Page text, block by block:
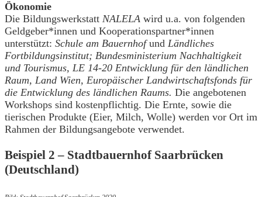
Ökonomie
Die Bildungswerkstatt NALELA wird u.a. von folgenden
Geldgeber*innen und Kooperationspartner*innen
unterstützt: Schule am Bauernhofund Ländliches
Fortbildungsinstitut; Bundesministerium Nachhaltigkeit
und Tourismus, LE 14-20 Entwicklung für den ländlichen
Raum, Land Wien, Europäischer Landwirtschaftsfonds für
die Entwicklung des ländlichen Raums. Die angebotenen
Workshops sind kostenpflichtig. Die Ernte, sowie die
tierischen Produkte (Eier, Milch, Wolle) werden vor Ort im
Rahmen der Bildungsangebote verwendet.
Beispiel 2 – Stadtbauernhof Saarbrücken
(Deutschland)